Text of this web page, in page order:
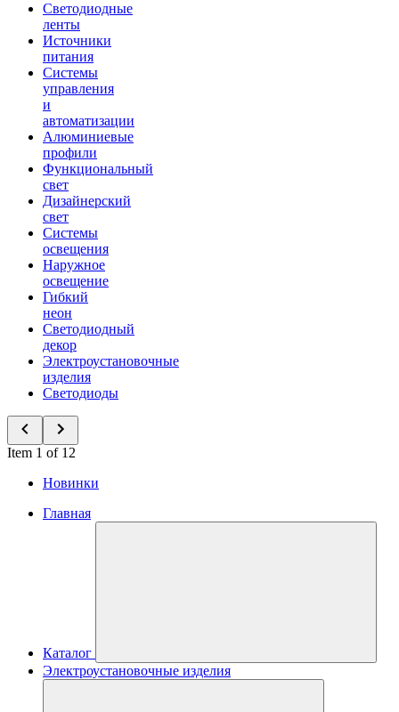
Светодиодные
ленты
Источники
питания
Системы
управления
и
автоматизации
Алюминиевые
профили
Функциональный
свет
Дизайнерский
свет
Системы
освещения
Наружное
освещение
Гибкий
неон
Светодиодный
декор
Электроустановочные
изделия
Светодиоды
Item 1 of 12
Новинки
Главная
Каталог
Электроустановочные изделия